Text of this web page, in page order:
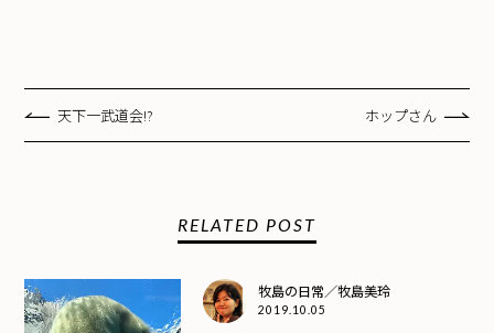
天下一武道会!? ホップさん
RELATED POST
牧島の日常／牧島美玲
2019.10.05